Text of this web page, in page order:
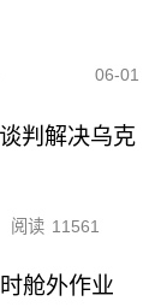
06-01
判解决乌克
阅读 11561
舱外作业